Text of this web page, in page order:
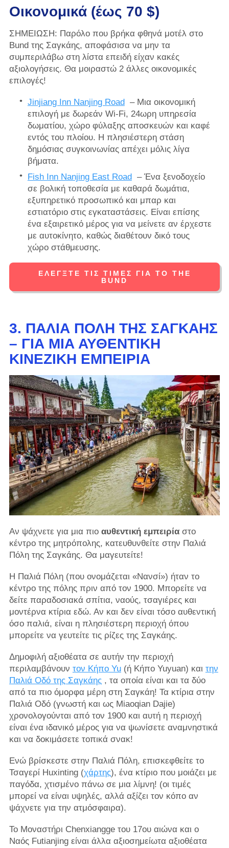
Οικονομικά (έως 70 $)
ΣΗΜΕΙΩΣΗ: Παρόλο που βρήκα φθηνά μοτέλ στο
Bund της Σαγκάης, αποφάσισα να μην τα
συμπεριλάβω στη λίστα επειδή είχαν κακές
αξιολογήσεις. Θα μοιραστώ 2 άλλες οικονομικές
επιλογές!
Jinjiang Inn Nanjing Road – Μια οικονομική
επιλογή με δωρεάν Wi-Fi, 24ωρη υπηρεσία
δωματίου, χώρο φύλαξης αποσκευών και καφέ
εντός του πλοίου. Η πλησιέστερη στάση
δημόσιας συγκοινωνίας απέχει μόλις λίγα
βήματα.
Fish Inn Nanjing East Road – Ένα ξενοδοχείο
σε βολική τοποθεσία με καθαρά δωμάτια,
εξυπηρετικό προσωπικό και μπαρ και
εστιατόριο στις εγκαταστάσεις. Είναι επίσης
ένα εξαιρετικό μέρος για να μείνετε αν έρχεστε
με αυτοκίνητο, καθώς διαθέτουν δικό τους
χώρο στάθμευσης.
ΕΛΈΓΞΤΕ ΤΙΣ ΤΙΜΈΣ ΓΙΑ ΤΟ THE
BUND
3. ΠΑΛΙΆ ΠΌΛΗ ΤΗΣ ΣΑΓΚΆΗΣ
– ΓΙΑ ΜΙΑ ΑΥΘΕΝΤΙΚΉ
ΚΙΝΈΖΙΚΗ ΕΜΠΕΙΡΊΑ
Αν ψάχνετε για μια πιο αυθεντική εμπειρίαστο
κέντρο της μητρόπολης, κατευθυνθείτε στην Παλιά
Πόλη της Σαγκάης. Θα μαγευτείτε!
Η Παλιά Πόλη (που ονομάζεται «Νανσί») ήταν το
κέντρο της πόλης πριν από τον 1900. Μπορείτε να
δείτε παραδοσιακά σπίτια, ναούς, τσαγιέρες και
μοντέρνα κτίρια εδώ. Αν και δεν είναι τόσο αυθεντική
όσο παλιά, είναι η πλησιέστερη περιοχή όπου
μπορείτε να γευτείτε τις ρίζες της Σαγκάης.
Δημοφιλή αξιοθέατα σε αυτήν την περιοχή
περιλαμβάνουν τον Κήπο Yu(ή Κήπο Yuyuan) και την
Παλιά Οδό της Σαγκάης , τα οποία είναι και τα δύο
από τα πιο όμορφα μέρη στη Σαγκάη! Τα κτίρια στην
Παλιά Οδό (γνωστή και ως Miaoqian Dajie)
χρονολογούνται από τον 1900 και αυτή η περιοχή
είναι ένα ιδανικό μέρος για να ψωνίσετε αναμνηστικά
και να δοκιμάσετε τοπικά σνακ!
Ενώ βρίσκεστε στην Παλιά Πόλη, επισκεφθείτε το
Τσαγερί Huxinting (χάρτης), ένα κτίριο που μοιάζει με
παγόδα, χτισμένο πάνω σε μια λίμνη! (οι τιμές
μπορεί να είναι υψηλές, αλλά αξίζει τον κόπο αν
ψάχνετε για την ατμόσφαιρα).
Το Μοναστήρι Chenxiangge του 17ου αιώνα και ο
Ναός Futianjing είναι άλλα αξιοσημείωτα αξιοθέατα